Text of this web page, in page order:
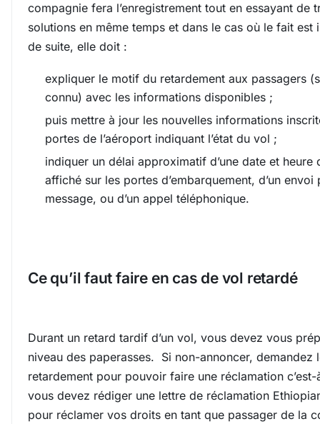
compagnie fera l’enregistrement tout en essayant de
solutions en même temps et dans le cas où le fait est
de suite, elle doit :
expliquer le motif du retardement aux passagers
connu) avec les informations disponibles ;
puis mettre à jour les nouvelles informations
portes de l’aéroport indiquant l’état du vol ;
indiquer un délai approximatif d’une date et heure
affiché sur les portes d’embarquement, d’un envoi
message, ou d’un appel téléphonique.
Ce qu’il faut faire en cas de vol retardé
Durant un retard tardif d’un vol, vous devez vous
niveau des paperasses. Si non-annoncer, demandez
retardement pour pouvoir faire une réclamation
vous devez rédiger une lettre de réclamation
pour réclamer vos droits en tant que passager de la